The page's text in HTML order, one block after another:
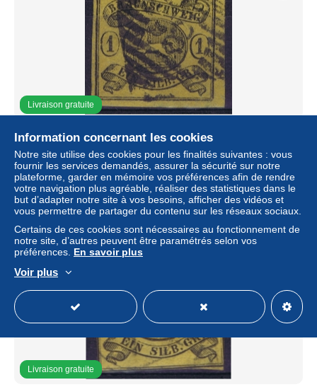
Livraison gratuite
BRAUNSCHWEIG Mi nr 6 Obl./Gestempelt/used WM 1
chromgelb
± 15,06 $US 13,76 € -5 %
Statut Particulier
Livraison gratuite
Information concernant les cookies
Notre site utilise des cookies pour les finalités suivantes : vous
fournir les services demandés, assurer la sécurité sur notre
plateforme, garder en mémoire vos préférences afin de rendre
votre navigation plus agréable, réaliser des statistiques dans le
but d’adapter notre site à vos besoins, afficher des vidéos et
vous permettre de partager du contenu sur les réseaux sociaux.
Certains de ces cookies sont nécessaires au fonctionnement de
notre site, d’autres peuvent être paramétrés selon vos
préférences. En savoir plus
Voir plus